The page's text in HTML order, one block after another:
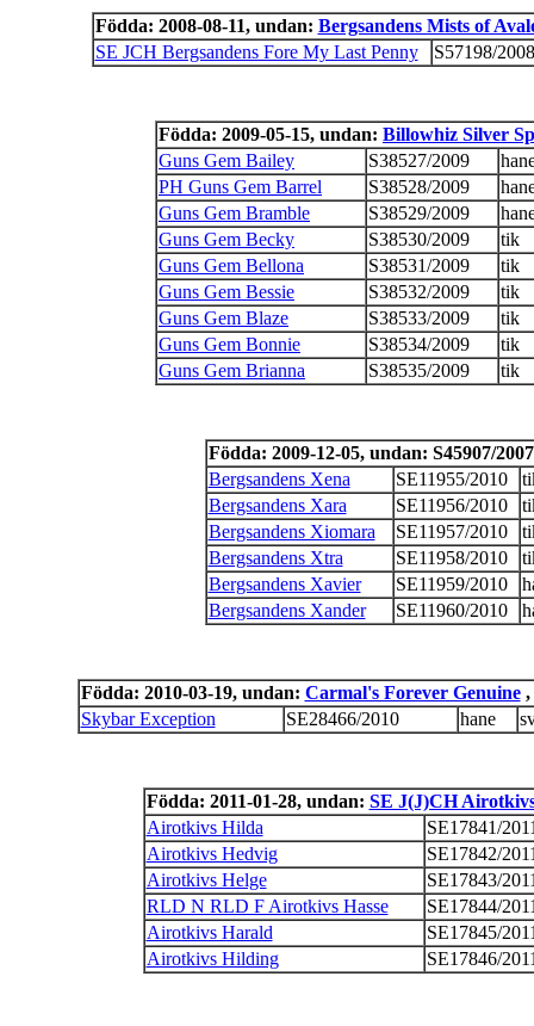
Födda: 2008-08-11, undan: Bergsandens Mists of
SE JCH Bergsandens Fore My Last Penny
S57198/2008
Födda: 2009-05-15, undan: Billowhiz Silver
Guns Gem Bailey
S38527/2009
PH Guns Gem Barrel
S38528/2009
Guns Gem Bramble
S38529/2009
Guns Gem Becky
S38530/2009
tik
Guns Gem Bellona
S38531/2009
tik
Guns Gem Bessie
S38532/2009
tik
Guns Gem Blaze
S38533/2009
tik
Guns Gem Bonnie
S38534/2009
tik
Guns Gem Brianna
S38535/2009 tik
Födda: 2009-12-05, undan: S45907/
Bergsandens Xena
SE11955/2010
Bergsandens Xara
SE11956/2010
Bergsandens Xiomara
SE11957/2010
Bergsandens Xtra
SE11958/2010
Bergsandens Xavier
SE11959/2010
Bergsandens Xander
SE11960/2010
Födda: 2010-03-19, undan: Carmal's Forever Genuine,
Skybar Exception
SE28466/2010 hane
Födda: 2011-01-28, undan: SE J(J)CH
Airotkivs Hilda
SE17841/
Airotkivs Hedvig
SE17842/
Airotkivs Helge
SE17843/
RLD N RLD F Airotkivs Hasse
SE17844/
Airotkivs Harald
SE17845/
Airotkivs Hilding
SE17846/